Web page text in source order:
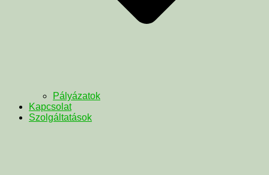
Pályázatok
Kapcsolat
Szolgáltatások